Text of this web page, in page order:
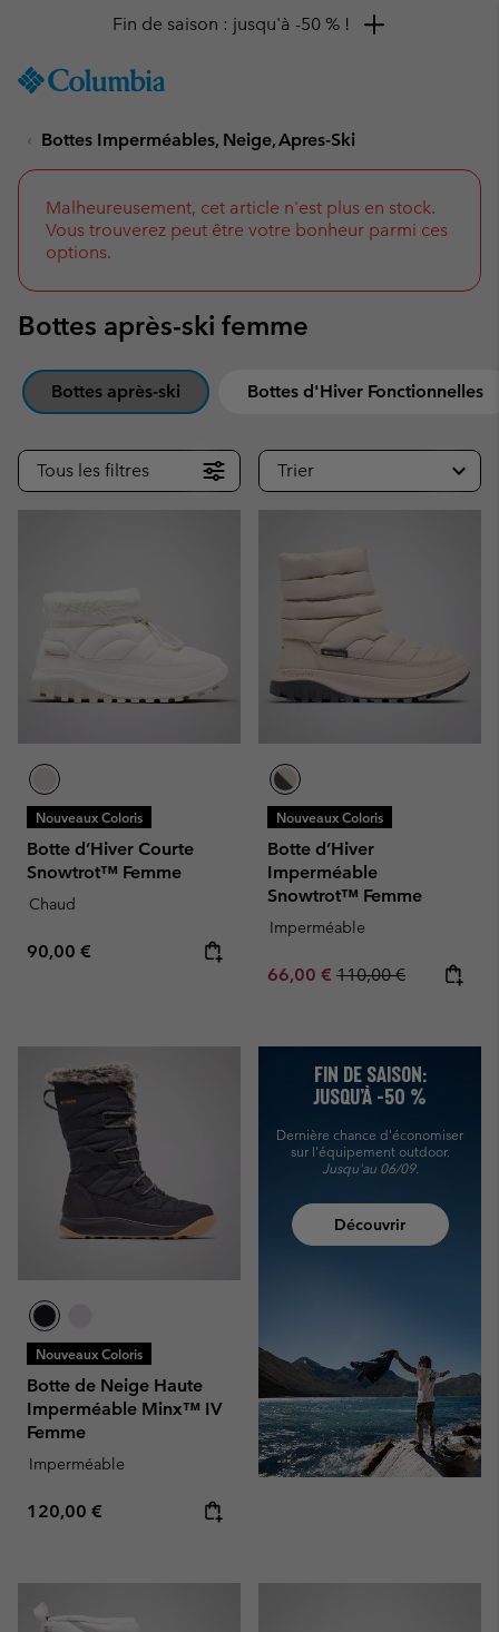
TO
SKIP
NAV
SKIP
TO
SEARCH
Fin de saison : jusqu'à -50 % !
Bottes Imperméables, Neige, Apres-Ski
Malheureusement, cet article n'est plus en stock.
Vous trouverez peut être votre bonheur parmi ces
options.
Bottes après-ski femme
Bottes après-ski Bottes d'Hiver Fonctionnelles
Tous les filtres Trier
Nouveaux Coloris
Botte d’Hiver Courte
Snowtrot™ Femme
Chaud
Regular price:
90,00 €
Nouveaux Coloris
Botte d’Hiver
Imperméable
Snowtrot™ Femme
Imperméable
Sale price:
66,00 € Regular price:
110,00 €
Nouveaux Coloris
Botte de Neige Haute
Imperméable Minx™ IV
Femme
Imperméable
Regular price:
120,00 €
FIN DE SAISON:
JUSQU’À -50 %
Dernière chance d'économiser
sur l'équipement outdoor.
Jusqu'au 06/09.
Découvrir